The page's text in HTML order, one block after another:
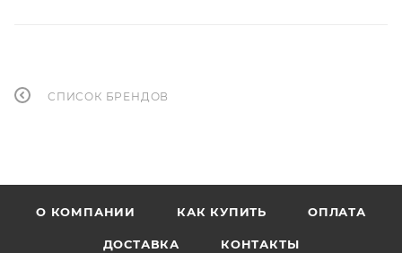
СПИСОК БРЕНДОВ
О КОМПАНИИ КАК КУПИТЬ ОПЛАТА
ДОСТАВКА КОНТАКТЫ